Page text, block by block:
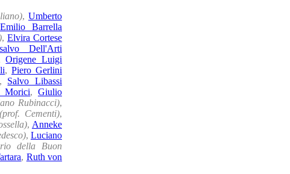
, Umberto
Emilio Barrella
, Elvira Cortese
Dell'Arti
Origene Luigi
, Piero Gerlini
Salvo Libassi
Morici, Giulio
Rubinacci),
(prof. Cementi),
, Anneke
, Luciano
della Buon
, Ruth von